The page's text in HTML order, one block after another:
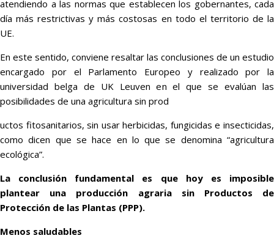
atendiendo a las normas que establecen los gobernantes, cada
día más restrictivas y más costosas en todo el territorio de la
UE.
En este sentido, conviene resaltar las conclusiones de un estudio
encargado por el Parlamento Europeo y realizado por la
universidad belga de UK Leuven en el que se evalúan las
posibilidades de una agricultura sin prod
uctos fitosanitarios, sin usar herbicidas, fungicidas e insecticidas,
como dicen que se hace en lo que se denomina “agricultura
ecológica”.
La conclusión fundamental es que hoy es imposible
plantear una producción agraria sin Productos de
Protección de las Plantas (PPP).
Menos saludables